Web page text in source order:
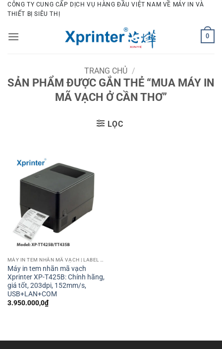
Bỏ
qua
dung
CÔNG TY CUNG CẤP DỊCH VỤ HÀNG ĐẦU VIỆT NAM VỀ MÁY IN VÀ
THIẾT BỊ SIÊU THỊ
0
TRANG CHỦ /
SẢN PHẨM ĐƯỢC GẮN THẺ “MUA MÁY IN
MÃ VẠCH Ở CẦN THƠ”
LỌC
Máy in tem nhãn mã vạch
Xprinter XP-T425B: Chính hãng,
giá tốt, 203dpi, 152mm/s,
USB+LAN+COM
3.950.000,0₫